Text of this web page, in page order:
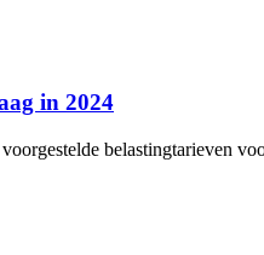
in 2024
belastingtarieven